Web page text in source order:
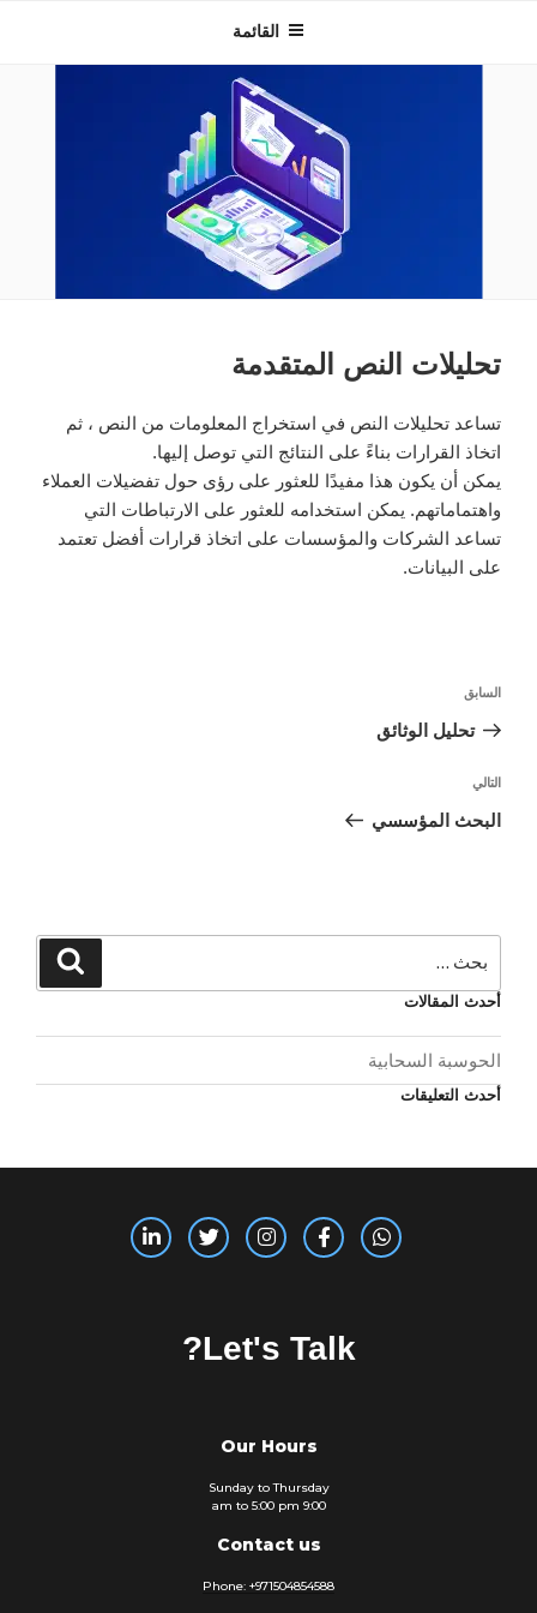
INNOVEXTECHNOLOGIES
القائمة
تحليلات النص المتقدمة
تساعد تحليلات النص في استخراج المعلومات من النص ، ثم
اتخاذ القرارات بناءً على النتائج التي توصل إليها.
يمكن أن يكون هذا مفيدًا للعثور على رؤى حول تفضيلات العملاء
واهتماماتهم. يمكن استخدامه للعثور على الارتباطات التي
تساعد الشركات والمؤسسات على اتخاذ قرارات أفضل تعتمد
على البيانات.
السابق
تحليل الوثائق
التالي
البحث المؤسسي
أحدث المقالات
الحوسبة السحابية
أحدث التعليقات
Let's Talk?
Our Hours
Sunday to Thursday
9:00 am to 5:00 pm
Contact us
Phone: +971504854588